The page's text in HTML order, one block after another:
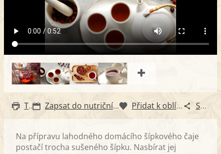
Tisk Zapsat do nutričního diáře Přidat k oblíbeným Sdílet
Na přípravu lahodného domácího šípkového čaje
postačí trocha sušeného šípku. Nasbírat jej